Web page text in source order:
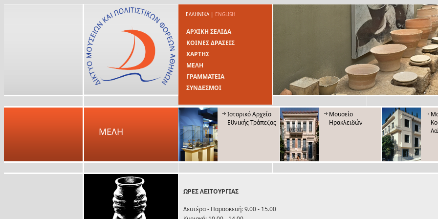
ΕΛΛΗΝΙΚΑ| ENGLISH
ΑΡΧΙΚΗ ΣΕΛΙΔΑ
ΚΟΙΝΕΣ ΔΡΑΣΕΙΣ
ΧΑΡΤΗΣ
ΜΕΛΗ
ΓΡΑΜΜΑΤΕΙΑ
ΣΥΝΔΕΣΜΟΙ
ΜΕΛΗ
Ιστορικό Αρχείο
Εθνικής Τράπεζας
Μουσείο
Ηρακλειδών
ΩΡΕΣ ΛΕΙΤΟΥΡΓΙΑΣ
Δευτέρα - Παρασκευή: 9.00 - 15.00